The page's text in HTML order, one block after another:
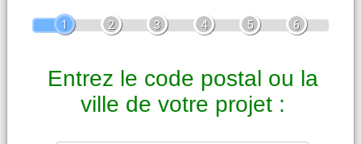
1 2 3 4 5 6
Entrez le code postal ou la
ville de votre projet :